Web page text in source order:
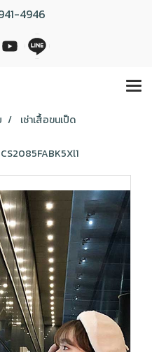
4946
เช่าเสื้อขนเป็ด